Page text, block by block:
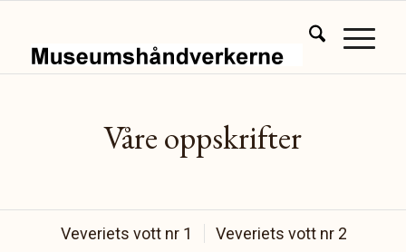
Våre oppskrifter
Veveriets vott nr 1 Veveriets vott nr 2